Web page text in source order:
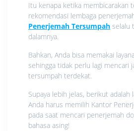
Itu kenapa ketika membicarakan
rekomendasi lembaga
Penerjemah Tersumpah selalu
dalamnya.
Bahkan, Anda bisa memakai
sehingga tidak perlu lagi mencari
tersumpah terdekat.
Supaya lebih jelas, berikut adalah
Anda harus memilih Kantor
pada saat mencari penerjemah
bahasa asing!